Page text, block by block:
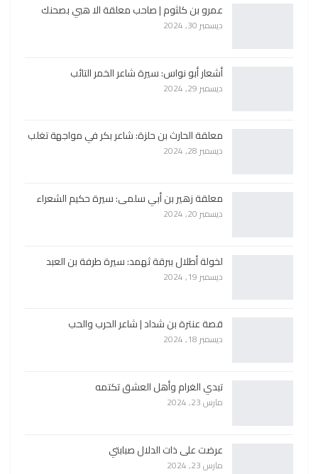
عمرو بن كلثوم | صاحب معلقة الا هبي بصحنك
ديسمبر 30, 2024
أشعار أبو نواس: سيرة شاعر الخمر التائب
ديسمبر 29, 2024
معلقة الحارث بن حلزة: شاعر بكر في مواجهة تغلب
ديسمبر 28, 2024
معلقة زهير بن أبي سلمى: سيرة حكيم الشعراء
ديسمبر 20, 2024
لخولة أطلال ببرقة ثهمد: سيرة طرفة بن العبد
ديسمبر 19, 2024
قصة عنترة بن شداد | شاعر الحرب والحب
ديسمبر 18, 2024
تبدي الغرام وأهل العشق تكتمه
مارس 23, 2024
عرضت على ذات الدلال صبابتي
مارس 23, 2024